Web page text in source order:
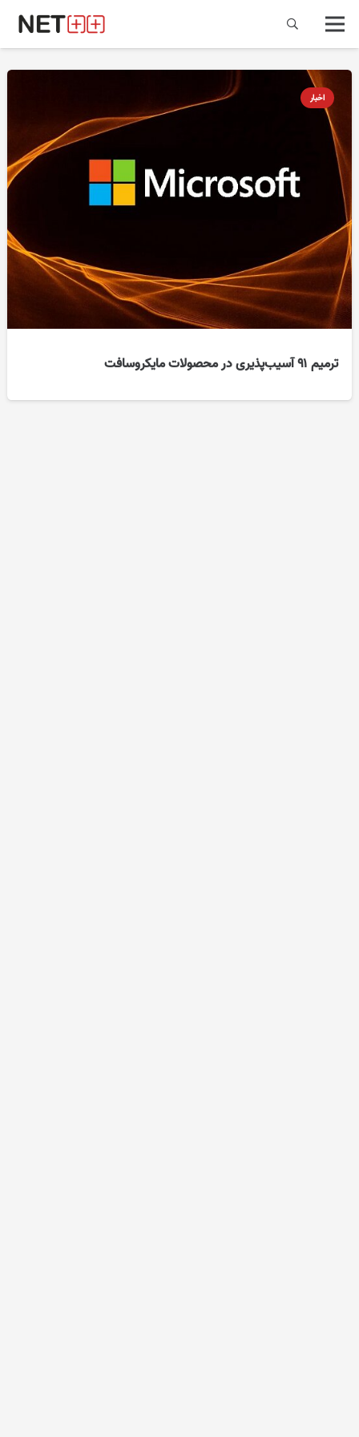
اخبار
ترمیم ۹۱ آسیب‌پذیری در محصولات مایکروسافت